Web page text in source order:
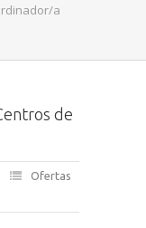
a
de
Ofertas